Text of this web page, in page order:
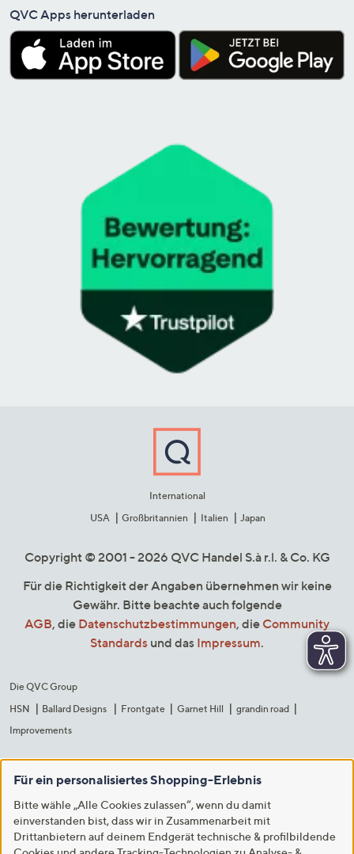
QVC Apps herunterladen
International
USA
Großbritannien Italien Japan
Copyright © 2001 - 2026 QVC Handel S.à r.l. & Co. KG
Für die Richtigkeit der Angaben übernehmen wir keine
Gewähr. Bitte beachte auch folgende
AGB, die Datenschutzbestimmungen, die Community
Standards und das Impressum.
Die QVC Group
HSN
Ballard Designs Frontgate Garnet Hill
grandin road
Improvements
Für ein personalisiertes Shopping-Erlebnis
Bitte wähle „Alle Cookies zulassen“, wenn du damit
einverstanden bist, dass wir in Zusammenarbeit mit
Drittanbietern auf deinem Endgerät technische & profilbildende